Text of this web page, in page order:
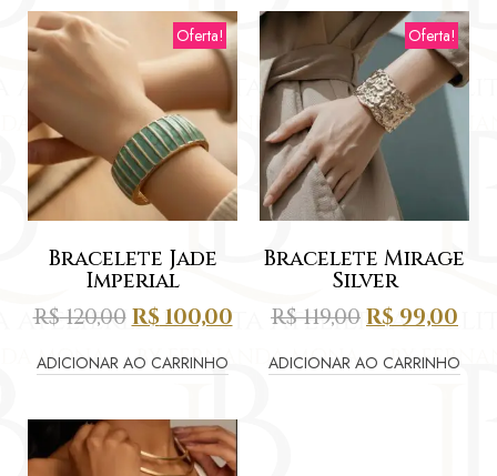
Oferta!
Bracelete Jade
Imperial
R$120,00 R$ 100,00
ADICIONAR AO CARRINHO
Oferta!
Bracelete Mirage
Silver
R$119,00R$ 99,00
ADICIONAR AO CARRINHO